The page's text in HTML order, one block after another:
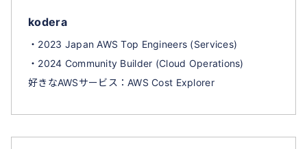
kodera
・2023 Japan AWS Top Engineers (Services)
・2024 Community Builder (Cloud Operations)
好きなAWSサービス：AWS Cost Explorer